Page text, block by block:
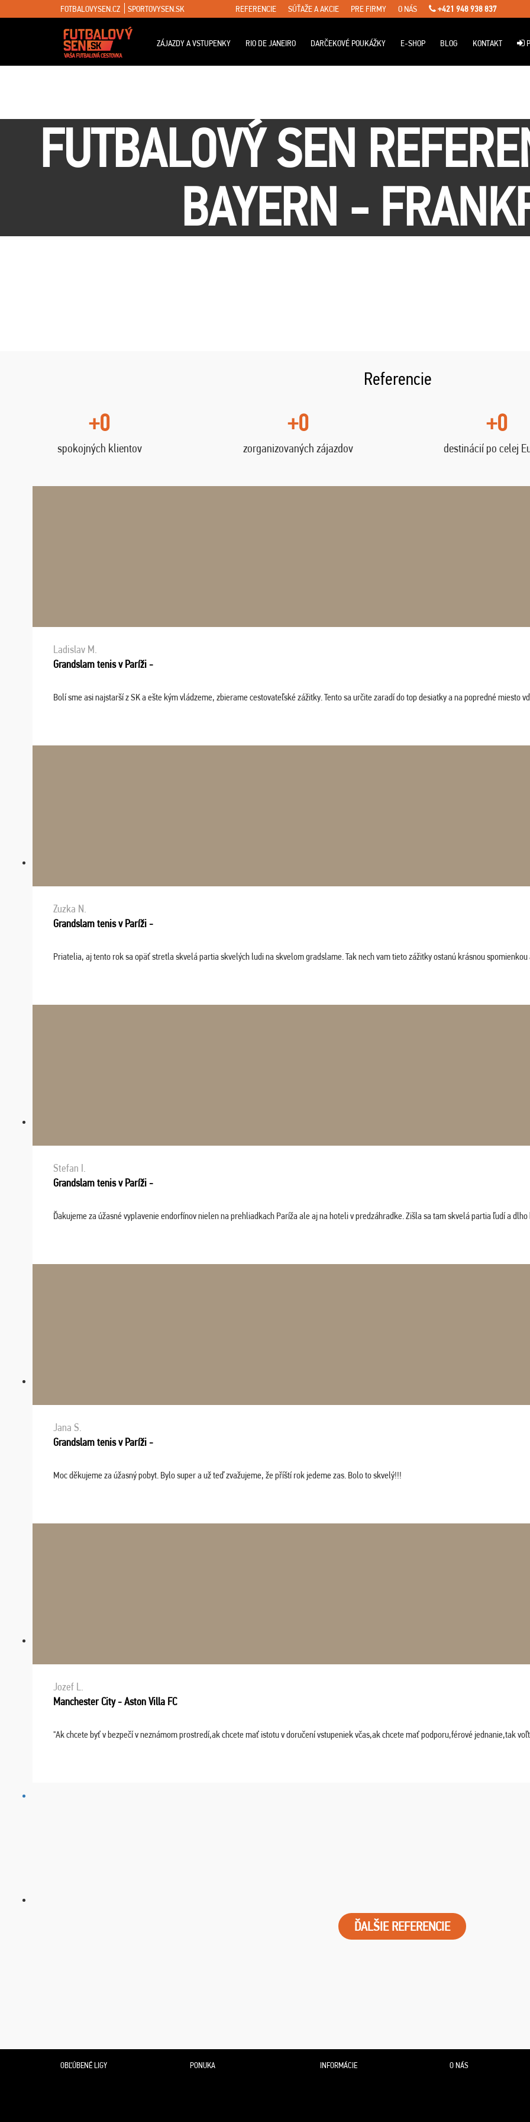
FOTBALOVYSEN.CZ SPORTOVYSEN.SK REFERENCIE SÚŤAŽE A AKCIE PRE FIRMY O NÁS +421 948 938 837
ZÁJAZDY A VSTUPENKY RIO DE JANEIRO DARČEKOVÉ POUKÁŽKY E-SHOP BLOG KONTAKT
FUTBALOVÝ SEN
BAYERN -
Referencie
+0
spokojných klientov
+0
zorganizovaných zájazdov
+0
destinácií po celej
Ladislav M.
Grandslam tenis v Paríži -
Bolí sme asi najstarší z SK a ešte kým vládzeme, zbierame cestovateľské zážitky. Tento sa určite zaradí do top desiatky a na popredné miesto
Zuzka N.
Grandslam tenis v Paríži -
Priatelia, aj tento rok sa opäť stretla skvelá partia skvelých ludi na skvelom gradslame. Tak nech vam tieto zážitky ostanú krásnou
Stefan I.
Grandslam tenis v Paríži -
Ďakujeme za úžasné vyplavenie endorfínov nielen na prehliadkach Paríža ale aj na hoteli v predzáhradke. Zišla sa tam skvelá partia ľudí a
Jana S.
Grandslam tenis v Paríži -
Moc děkujeme za úžasný pobyt. Bylo super a už teď zvažujeme, že příští rok jedeme zas. Bolo to skvelý!!!
Jozef L.
Manchester City - Aston Villa FC
"Ak chcete byť v bezpečí v neznámom prostredí,ak chcete mať istotu v doručení vstupeniek včas,ak chcete mať podporu,férové jednanie,tak
ĎALŠIE REFERENCIE
OBĽÚBENÉ LIGY PONUKA INFORMÁCIE O NÁS